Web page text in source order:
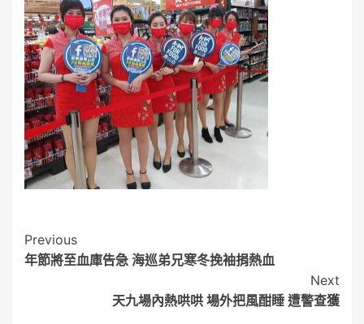
Post
Navigation
Previous
年節將至血庫告急 海巡弟兄寒冬挽袖捐熱血
Next
天九場內熱哄哄 場外把風酣睡 遭警查獲